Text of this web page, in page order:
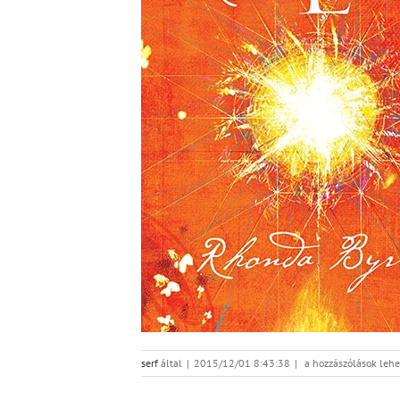
serf által | 2015/12/01 8:43:38 | ero_600x800
bejegyzéshez
a hozzászólások